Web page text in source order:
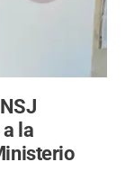
la